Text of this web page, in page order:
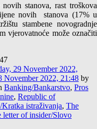
stanova, rast troškova
novih stanova (17% u
stambene novogradnje
vjerovatnoće može označiti
29 November 2022,
November 2022, 21:48 by
Banking/Bankarstvo, Pros
, Republic of
Kratka istraživanja, The
letter of insider/Slovo